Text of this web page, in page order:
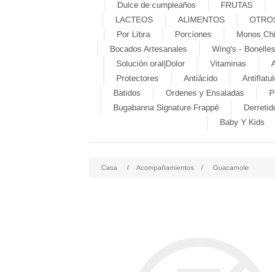
Dulce de cumpleaños
FRUTAS
LACTEOS
ALIMENTOS
Por Libra
Porciones Monos
Bocados Artesanales
Wing's -
Solución oral|Dolor
Vitaminas
Protectores
Antiácido
Batidos
Ordenes y Ensaladas
Bugabanna Signature Frappé
Baby Y Kids
Casa / Acompañamientos / Guacamole